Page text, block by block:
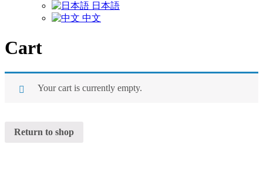
日本語
中文
Cart
Your cart is currently empty.
Return to shop